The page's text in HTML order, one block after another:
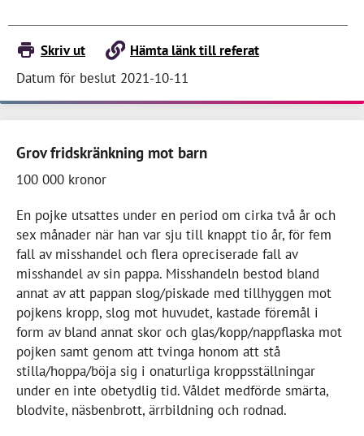
Skriv ut
Hämta länk till referat
Datum för beslut 2021-10-11
Grov fridskränkning mot barn
100 000 kronor
En pojke utsattes under en period om cirka två år och
sex månader när han var sju till knappt tio år, för fem
fall av misshandel och flera opreciserade fall av
misshandel av sin pappa. Misshandeln bestod bland
annat av att pappan slog/piskade med tillhyggen mot
pojkens kropp, slog mot huvudet, kastade föremål i
form av bland annat skor och glas/kopp/nappflaska mot
pojken samt genom att tvinga honom att stå
stilla/hoppa/böja sig i onaturliga kroppsställningar
under en inte obetydlig tid. Våldet medförde smärta,
blodvite, näsbenbrott, ärrbildning och rodnad.